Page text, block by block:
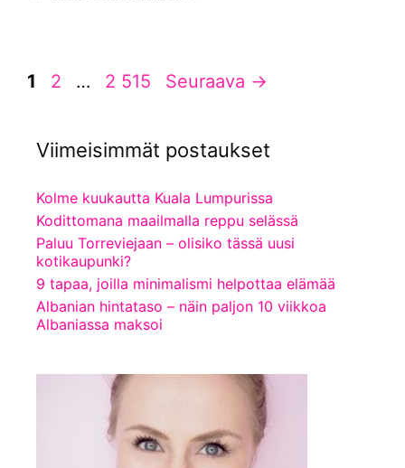
Sivu
1 Sivu
2 … Sivu
2 515 Seuraava →
Viimeisimmät postaukset
Kolme kuukautta Kuala Lumpurissa
Kodittomana maailmalla reppu selässä
Paluu Torreviejaan – olisiko tässä uusi
kotikaupunki?
9 tapaa, joilla minimalismi helpottaa elämää
Albanian hintataso – näin paljon 10 viikkoa
Albaniassa maksoi